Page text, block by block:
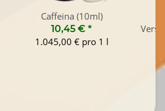
Caffeina (10ml)
10,45 € *
1.045,00 € pro 1 l